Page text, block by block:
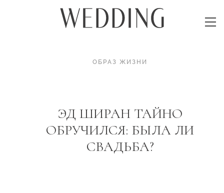
ОБРАЗ ЖИЗНИ
ЭД ШИРАН ТАЙНО
ОБРУЧИЛСЯ: БЫЛА ЛИ
СВАДЬБА?